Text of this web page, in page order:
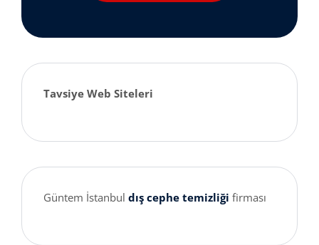
Tavsiye Web Siteleri
Güntem İstanbul dış cephe temizliği firması